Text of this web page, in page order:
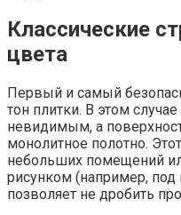
Классические
цвета
Первый и самый
тон плитки. В этом
невидимым, а
монолитное полотно.
небольших помещений
рисунком (например,
позволяет не дробить